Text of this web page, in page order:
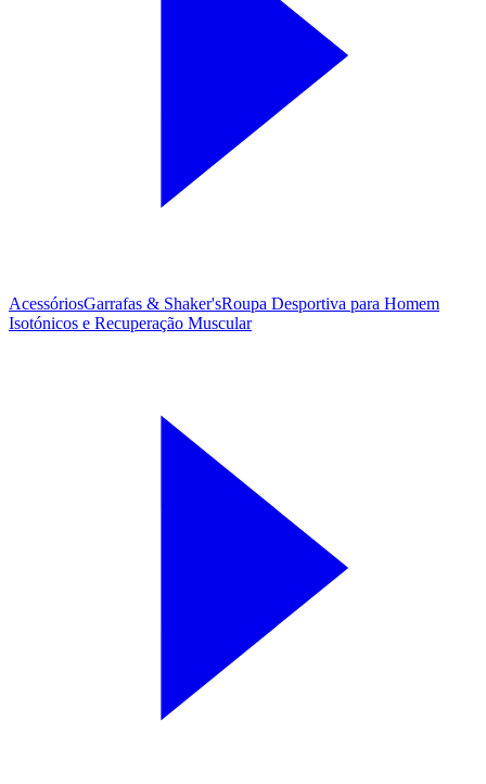
AcessóriosGarrafas & Shaker'sRoupa Desportiva para Homem
Isotónicos e Recuperação Muscular